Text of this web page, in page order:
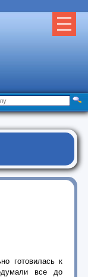
готовилась к
все до